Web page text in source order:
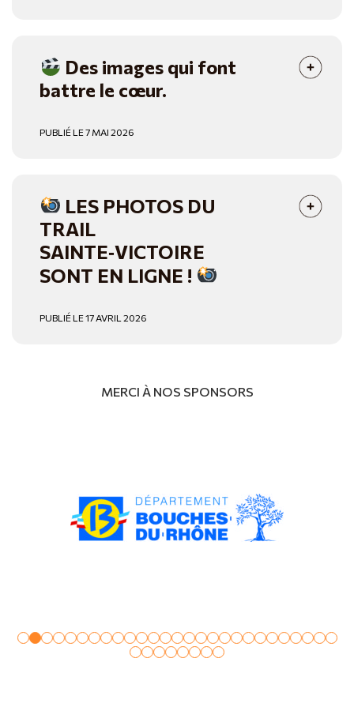
Des images qui font
battre le cœur.
PUBLIÉ LE 7 MAI 2026
LES PHOTOS DU
TRAIL
SAINTE‑VICTOIRE
SONT EN LIGNE !
PUBLIÉ LE 17 AVRIL 2026
MERCI À NOS SPONSORS